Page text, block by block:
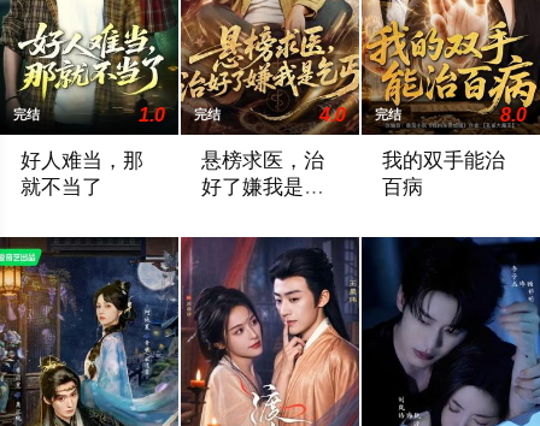
完结 1.0
好人难当，那
就不当了
完结 4.0
悬榜求医，治
好了嫌我是乞
完结 8.0
我的双手能治
百病